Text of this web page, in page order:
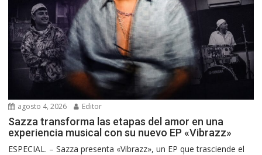
agosto 4, 2026 Editor
Sazza transforma las etapas del amor en una
experiencia musical con su nuevo EP «Vibrazz»
ESPECIAL. – Sazza presenta «Vibrazz», un EP que trasciende el